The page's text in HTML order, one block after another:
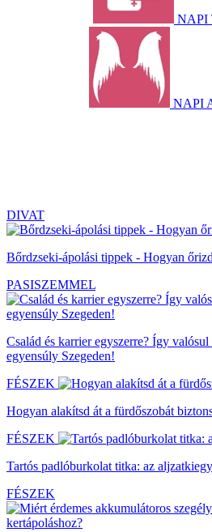
NAPI
NAPI
DIVAT
Bőrdzseki-ápolási tippek - Hogyan
PASISZEMMEL
Család és karrier egyszerre? Így
egyensúly Szegeden!
FÉSZEK
Hogyan alakítsd át a fürdőszobát
FÉSZEK
Tartós padlóburkolat titka: az
FÉSZEK